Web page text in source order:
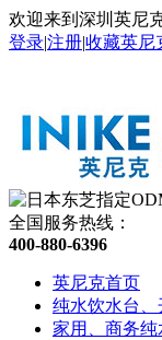
欢迎来到深圳英尼
登录|注册|收藏英尼
全国服务热线：
400-880-6396
英尼克首页
纯水饮水台、
家用、商务纯